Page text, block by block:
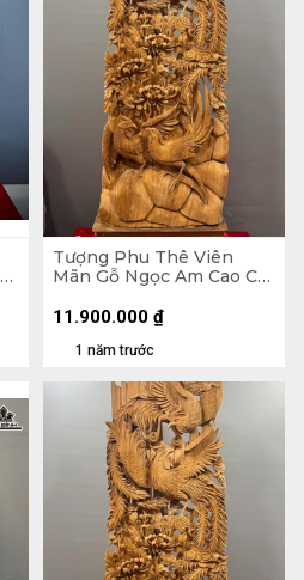
Tượng Phu Thê Viên
Mãn Gỗ Ngọc Am Cao Cả
(cm) - Kỷ Cao 15
1 năm trước
11.900.000 ₫